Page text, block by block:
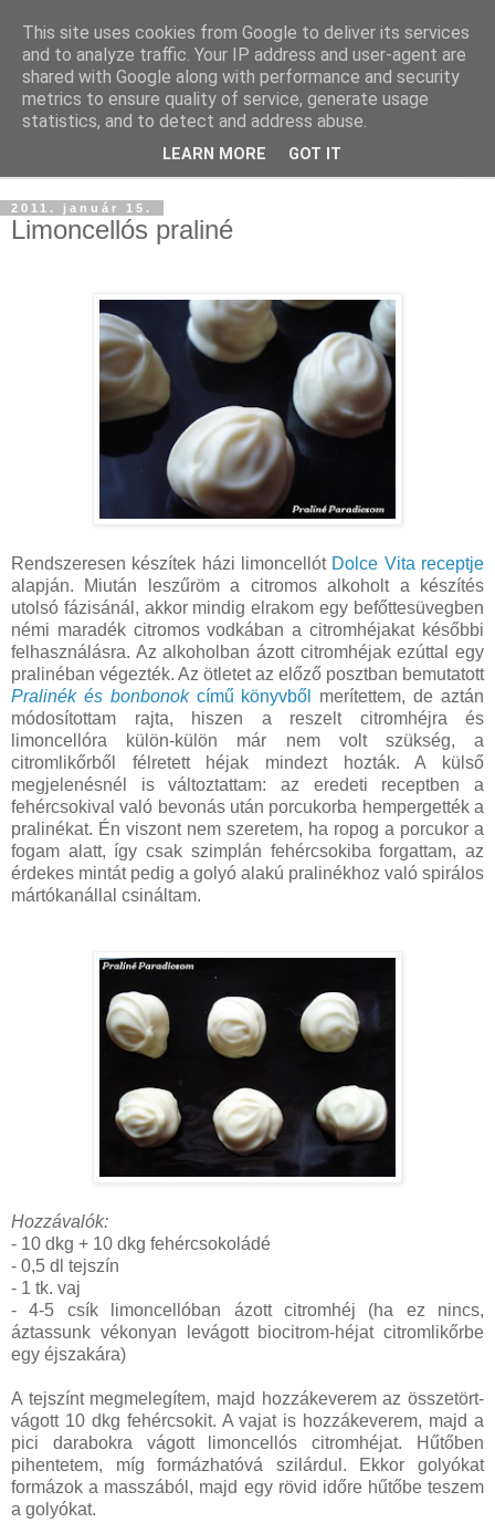
2011. január 15.
Limoncellós praliné
Rendszeresen készítek házi limoncellót Dolce Vita receptje
alapján. Miután leszűröm a citromos alkoholt a készítés
utolsó fázisánál, akkor mindig elrakom egy befőttesüvegben
némi maradék citromos vodkában a citromhéjakat későbbi
felhasználásra. Az alkoholban ázott citromhéjak ezúttal egy
pralinéban végezték. Az ötletet az előző posztban bemutatott
Pralinék és bonbonokcímű könyvből
merítettem, de aztán
módosítottam rajta, hiszen a reszelt citromhéjra és
limoncellóra külön-külön már nem volt szükség, a
citromlikőrből félretett héjak mindezt hozták. A külső
megjelenésnél is változtattam: az eredeti receptben a
fehércsokival való bevonás után porcukorba hempergették a
pralinékat. Én viszont nem szeretem, ha ropog a porcukor a
fogam alatt, így csak szimplán fehércsokiba forgattam, az
érdekes mintát pedig a golyó alakú pralinékhoz való spirálos
mártókanállal csináltam.
Hozzávalók:
- 10 dkg + 10 dkg fehércsokoládé
- 0,5 dl tejszín
- 1 tk. vaj
- 4-5 csík limoncellóban ázott citromhéj (ha ez nincs,
áztassunk vékonyan levágott biocitrom-héjat citromlikőrbe
egy éjszakára)
A tejszínt megmelegítem, majd hozzákeverem az összetört-
vágott 10 dkg fehércsokit. A vajat is hozzákeverem, majd a
pici darabokra vágott limoncellós citromhéjat. Hűtőben
pihentetem, míg formázhatóvá szilárdul. Ekkor golyókat
formázok a masszából, majd egy rövid időre hűtőbe teszem
a golyókat.
This site uses cookies from Google to deliver its services
and to analyze traffic. Your IP address and user-agent are
shared with Google along with performance and security
metrics to ensure quality of service, generate usage
statistics, and to detect and address abuse.
LEARN MORE GOT IT